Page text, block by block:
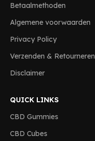
Betaalmethoden
Algemene voorwaarden
Privacy Policy
Verzenden & Retourneren
Disclaimer
QUICK LINKS
CBD Gummies
CBD Cubes